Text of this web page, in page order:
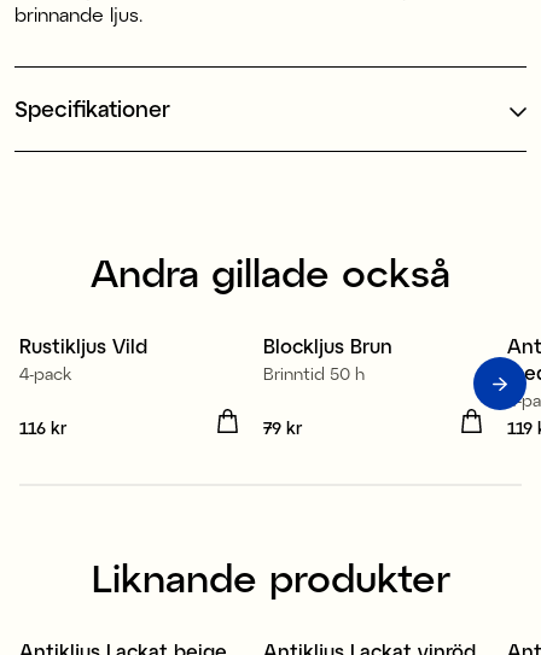
brinnande ljus.
Specifikationer
Andra gillade också
Rustikljus Vild
4-pack
Pris :116 kr
116 kr
Blockljus Brun
Brinntid 50 h
Pris:
79 kr
4-
Pris
119
Liknande produkter